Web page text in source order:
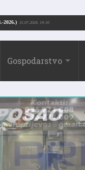
Drago Borić (1973.-2026.)
Gospodarstvo